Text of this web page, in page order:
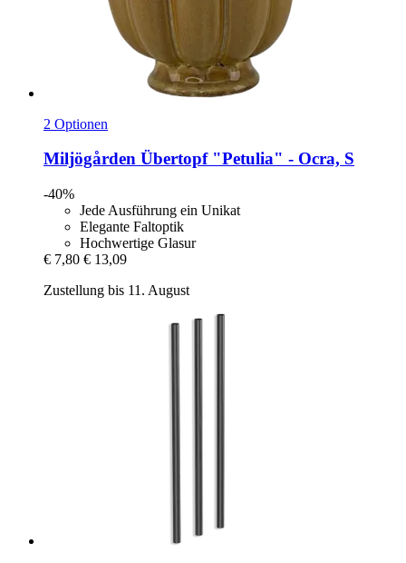
2 Optionen
Miljögården Übertopf "Petulia" -​ Ocra, S
-40%
Jede Ausführung ein Unikat
Elegante Faltoptik
Hochwertige Glasur
€ 7,80 € 13,09
Zustellung bis 11. August